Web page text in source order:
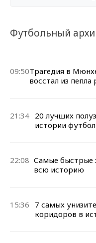
Футбольный
09:50Трагедия в
восстал из
21:34 20 лучших
истории
22:08 Самые быстрые
всю историю
15:36
7 самых
коридоров в